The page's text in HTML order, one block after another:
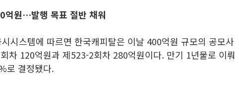
억원…발행 목표 절반 채워
시스템에 따르면 한국캐피탈은 이날 400억원 규모의 공모사
차 120억원과 제523-2회차 280억원이다. 만기 1년물로 이뤄
로 결정됐다.